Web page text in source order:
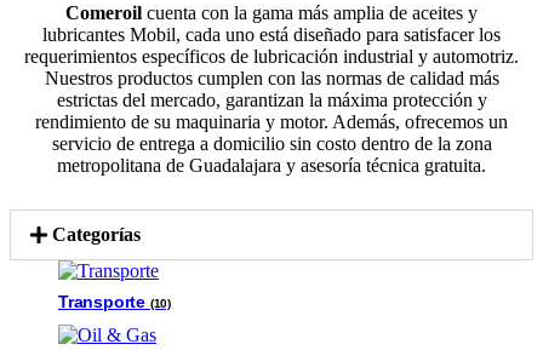
Comeroil cuenta con la gama más amplia de aceites y
lubricantes Mobil, cada uno está diseñado para satisfacer los
requerimientos específicos de lubricación industrial y automotriz.
Nuestros productos cumplen con las normas de calidad más
estrictas del mercado, garantizan la máxima protección y
rendimiento de su maquinaria y motor. Además, ofrecemos un
servicio de entrega a domicilio sin costo dentro de la zona
metropolitana de Guadalajara y asesoría técnica gratuita.
Categorías
Transporte (10)